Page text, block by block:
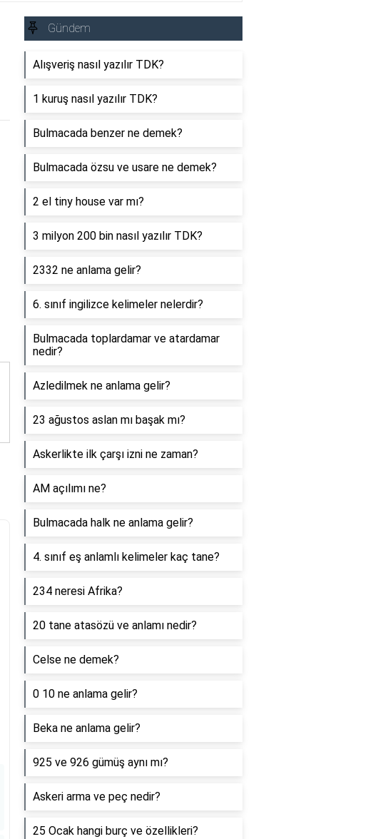
Gündem
Alışveriş nasıl yazılır TDK?
1 kuruş nasıl yazılır TDK?
Bulmacada benzer ne demek?
Bulmacada özsu ve usare ne demek?
2 el tiny house var mı?
3 milyon 200 bin nasıl yazılır TDK?
2332 ne anlama gelir?
6. sınıf ingilizce kelimeler nelerdir?
Bulmacada toplardamar ve atardamar
nedir?
Azledilmek ne anlama gelir?
23 ağustos aslan mı başak mı?
Askerlikte ilk çarşı izni ne zaman?
AM açılımı ne?
Bulmacada halk ne anlama gelir?
4. sınıf eş anlamlı kelimeler kaç tane?
234 neresi Afrika?
20 tane atasözü ve anlamı nedir?
Celse ne demek?
0 10 ne anlama gelir?
Beka ne anlama gelir?
925 ve 926 gümüş aynı mı?
Askeri arma ve peç nedir?
25 Ocak hangi burç ve özellikleri?